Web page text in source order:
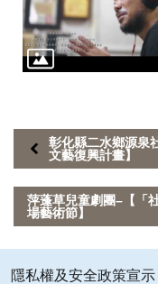
彰化縣二水鄉源泉
文藝復興計畫】
萍蓬草兒童劇團–【「
場藝術節】
隱私權及安全政策宣示